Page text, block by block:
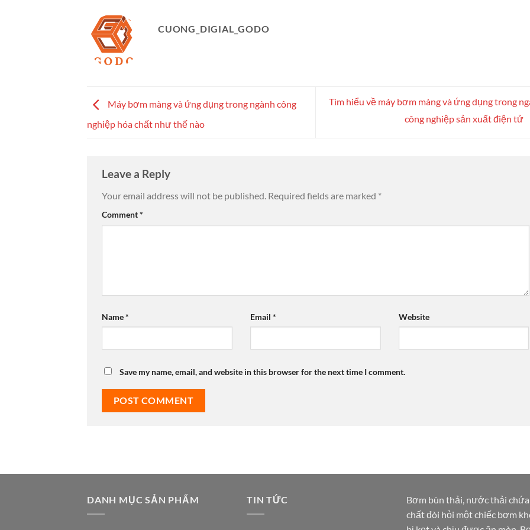
CUONG_DIGIAL_GODO
Máy bơm màng và ứng dụng trong ngành công
nghiệp hóa chất như thế nào
Tìm hiểu về máy bơm màng và ứng dụng trong
công nghiệp sản xuất điện tử
Leave a Reply
Your email address will not be published. Required fields are marked *
Comment*
Name* Email * Website
Save my name, email, and website in this browser for the next time I comment.
DANH MỤC SẢN PHẨM TIN TỨC
Bơm bùn thải, nước thải
chất đòi hỏi một chiếc bơm